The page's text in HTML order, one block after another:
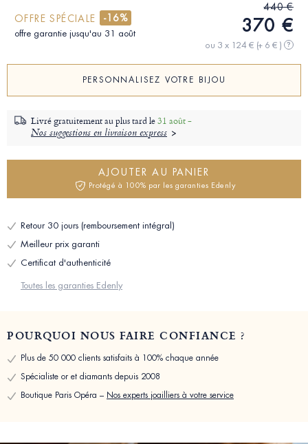
OFFRE SPÉCIALE -16%
offre garantie jusqu'au 31 août
440 €
370 €
ou 3 x 124 € (+ 6 € ) ?
PERSONNALISEZ VOTRE BIJOU
Livré gratuitement au plus tard le31 août -
Nos suggestions en livraison express
AJOUTER AU PANIER
Protégé à 100% par les garanties Edenly
Retour 30 jours (remboursement intégral)
Meilleur prix garanti
Certificat d'authenticité
Toutes les garanties Edenly
POURQUOI NOUS FAIRE CONFIANCE ?
Plus de 50 000 clients satisfaits à 100% chaque année
Spécialiste or et diamants depuis 2008
Boutique Paris Opéra – Nos experts joailliers à votre service